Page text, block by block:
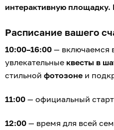
интерактивную
Расписание вашего
10:00–16:00 — включаемся
увлекательные квесты в
стильной фотозоне и
11:00 — официальный
12:00 — время для всей